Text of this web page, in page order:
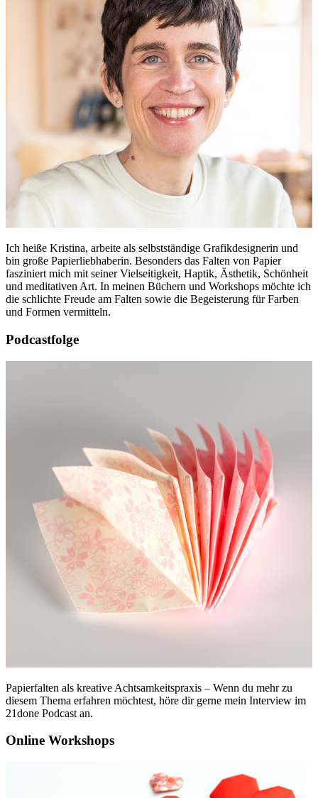
Ich heiße Kristina, arbeite als selbstständige Grafikdesignerin und
bin große Papierliebhaberin. Besonders das Falten von Papier
fasziniert mich mit seiner Vielseitigkeit, Haptik, Ästhetik, Schönheit
und meditativen Art. In meinen Büchern und Workshops möchte ich
die schlichte Freude am Falten sowie die Begeisterung für Farben
und Formen vermitteln.
Podcastfolge
Papierfalten als kreative Achtsamkeitspraxis – Wenn du mehr zu
diesem Thema erfahren möchtest, höre dir gerne mein Interview im
21done Podcast an.
Online Workshops